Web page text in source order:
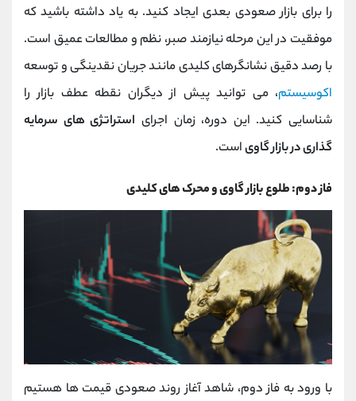
را برای بازار صعودی بعدی ایجاد کنید. به یاد داشته باشید که
موفقیت در این مرحله نیازمند صبر، نظم و مطالعات عمیق است.
با رصد دقیق نشانگرهای کلیدی مانند جریان نقدینگی و توسعه
اکوسیستم، می ‌توانید پیش از دیگران نقطه عطف بازار را
شناسایی کنید. این دوره، زمان اجرای استراتژی های سرمایه
گذاری در بازار گاویاست.
فاز دوم: طلوع بازار گاوی و محرک‌ های کلیدی
با ورود به فاز دوم، شاهد آغاز روند صعودی قیمت ‌ها هستیم